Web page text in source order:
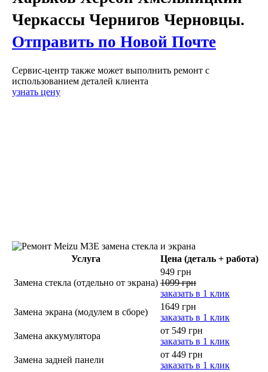
Черкассы Чернигов Черновцы.
Отправить по Новой Почте
Сервис-центр также может выполнить ремонт с
использованием деталей клиента
узнать цену
Услуга Цена (деталь + работа)
Замена стекла (отдельно от экрана)
949 грн
1099 грн
заказать в 1 клик
Замена экрана (модулем в сборе)
1649 грн
заказать в 1 клик
Замена аккумулятора
от 549 грн
заказать в 1 клик
Замена задней панели
от 449 грн
заказать в 1 клик